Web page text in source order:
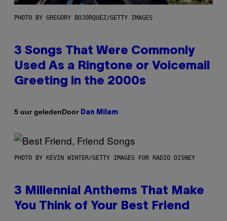
PHOTO BY GREGORY BOJORQUEZ/GETTY IMAGES
3 Songs That Were Commonly
Used As a Ringtone or Voicemail
Greeting in the 2000s
5 uur geledenDoor Dan Milam
PHOTO BY KEVIN WINTER/GETTY IMAGES FOR RADIO DISNEY
3 Millennial Anthems That Make
You Think of Your Best Friend